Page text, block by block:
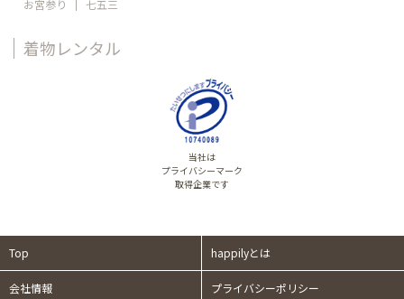
お宮参り 七五三
着物レンタル
当社は
プライバシーマーク
取得企業です
Top happilyとは
会社情報 プライバシーポリシー